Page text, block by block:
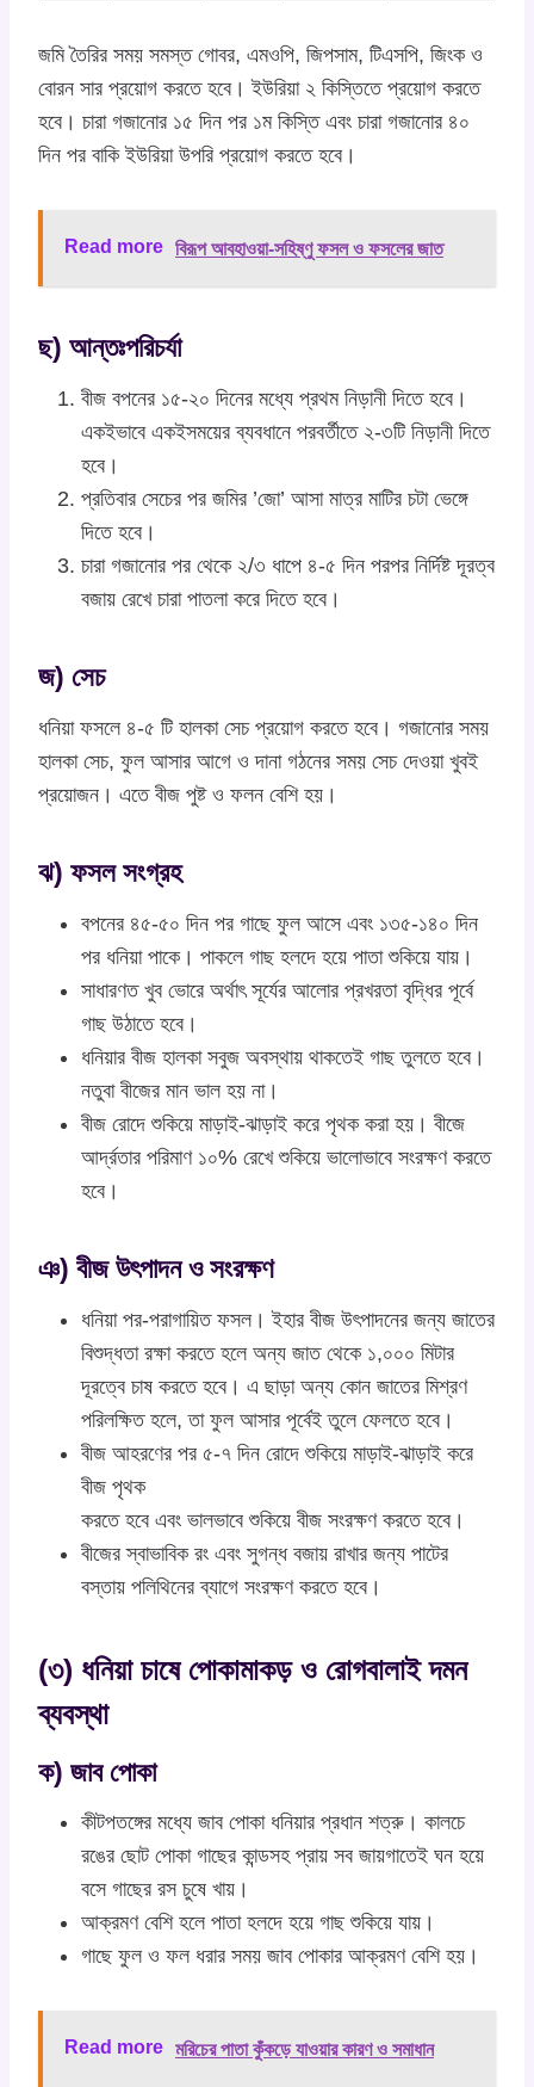
জমি তৈরির সময় সমস্ত গোবর, এমওপি, জিপসাম, টিএসপি, জিংক ও
বোরন সার প্রয়োগ করতে হবে। ইউরিয়া ২ কিস্তিতে প্রয়োগ করতে
হবে। চারা গজানোর ১৫ দিন পর ১ম কিস্তি এবং চারা গজানোর ৪০
দিন পর বাকি ইউরিয়া উপরি প্রয়োগ করতে হবে।
Read more বিরূপ আবহাওয়া-সহিষ্ণু ফসল ও ফসলের জাত
ছ) আন্তঃপরিচর্যা
বীজ বপনের ১৫-২০ দিনের মধ্যে প্রথম নিড়ানী দিতে হবে।
একইভাবে একইসময়ের ব্যবধানে পরবর্তীতে ২-৩টি নিড়ানী দিতে
হবে।
প্রতিবার সেচের পর জমির ’জো’ আসা মাত্র মাটির চটা ভেঙ্গে
দিতে হবে।
চারা গজানোর পর থেকে ২/৩ ধাপে ৪-৫ দিন পরপর নির্দিষ্ট দূরত্ব
বজায় রেখে চারা পাতলা করে দিতে হবে।
জ) সেচ
ধনিয়া ফসলে ৪-৫ টি হালকা সেচ প্রয়োগ করতে হবে। গজানোর সময়
হালকা সেচ, ফুল আসার আগে ও দানা গঠনের সময় সেচ দেওয়া খুবই
প্রয়োজন। এতে বীজ পুষ্ট ও ফলন বেশি হয়।
ঝ) ফসল সংগ্রহ
বপনের ৪৫-৫০ দিন পর গাছে ফুল আসে এবং ১৩৫-১৪০ দিন
পর ধনিয়া পাকে। পাকলে গাছ হলদে হয়ে পাতা শুকিয়ে যায়।
সাধারণত খুব ভোরে অর্থাৎ সূর্যের আলোর প্রখরতা বৃদ্ধির পূর্বে
গাছ উঠাতে হবে।
ধনিয়ার বীজ হালকা সবুজ অবস্থায় থাকতেই গাছ তুলতে হবে।
নতুবা বীজের মান ভাল হয় না।
বীজ রোদে শুকিয়ে মাড়াই-ঝাড়াই করে পৃথক করা হয়। বীজে
আর্দ্রতার পরিমাণ ১০% রেখে শুকিয়ে ভালোভাবে সংরক্ষণ করতে
হবে।
ঞ) বীজ উৎপাদন ও সংরক্ষণ
ধনিয়া পর-পরাগায়িত ফসল। ইহার বীজ উৎপাদনের জন্য জাতের
বিশুদ্ধতা রক্ষা করতে হলে অন্য জাত থেকে ১,০০০ মিটার
দূরত্বে চাষ করতে হবে। এ ছাড়া অন্য কোন জাতের মিশ্রণ
পরিলক্ষিত হলে, তা ফুল আসার পূর্বেই তুলে ফেলতে হবে।
বীজ আহরণের পর ৫-৭ দিন রোদে শুকিয়ে মাড়াই-ঝাড়াই করে
বীজ পৃথক
করতে হবে এবং ভালভাবে শুকিয়ে বীজ সংরক্ষণ করতে হবে।
বীজের স্বাভাবিক রং এবং সুগন্ধ বজায় রাখার জন্য পাটের
বস্তায় পলিথিনের ব্যাগে সংরক্ষণ করতে হবে।
(৩) ধনিয়া চাষে পোকামাকড় ও রোগবালাই দমন
ব্যবস্থা
ক) জাব পোকা
কীটপতঙ্গের মধ্যে জাব পোকা ধনিয়ার প্রধান শত্রু। কালচে
রঙের ছোট পোকা গাছের কান্ডসহ প্রায় সব জায়গাতেই ঘন হয়ে
বসে গাছের রস চুষে খায়।
আক্রমণ বেশি হলে পাতা হলদে হয়ে গাছ শুকিয়ে যায়।
গাছে ফুল ও ফল ধরার সময় জাব পোকার আক্রমণ বেশি হয়।
Read more মরিচের পাতা কুঁকড়ে যাওয়ার কারণ ও সমাধান